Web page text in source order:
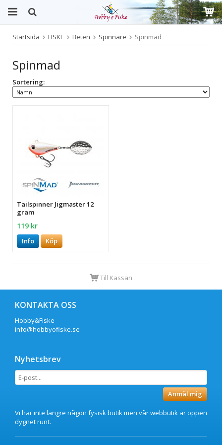
Produkten har blivit tillagd i varukorgen
Startsida FISKE Beten Spinnare Spinmad
Spinmad
Sortering:
Tailspinner Jigmaster 12
gram
119 kr
Info Köp
Till Kassan
KONTAKTA OSS
Hobby&Fiske
info@hobbyofiske.se
Nyhetsbrev
Anmäl mig
Vi har inte längre någon fysisk butik men vår webbutik är öppen
dygnet runt.